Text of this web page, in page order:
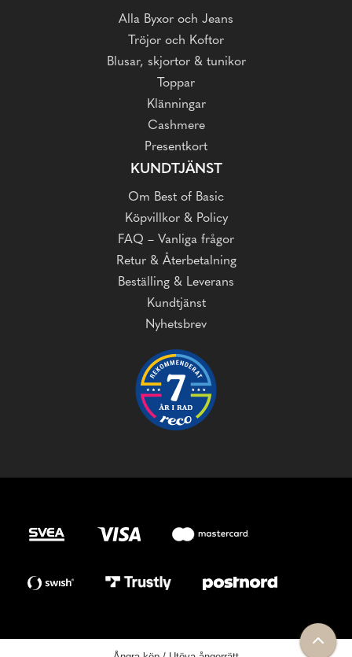
Alla Byxor och Jeans
Tröjor och Koftor
Blusar, skjortor & tunikor
Toppar
Klänningar
Cashmere
Presentkort
KUNDTJÄNST
Om Best of Basic
Köpvillkor & Policy
FAQ – Vanliga frågor
Retur & Återbetalning
Beställing & Leverans
Kundtjänst
Nyhetsbrev